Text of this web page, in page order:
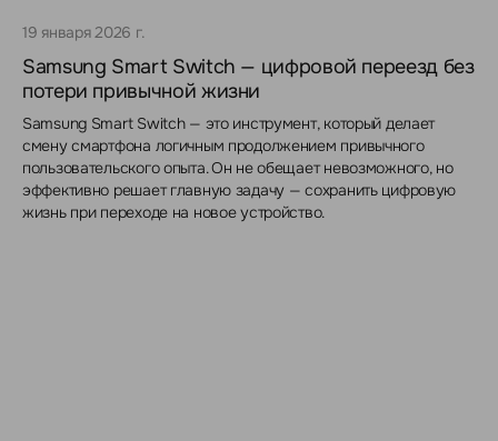
19 января 2026 г.
Samsung Smart Switch — цифровой переезд без
потери привычной жизни
Samsung Smart Switch — это инструмент, который делает
смену смартфона логичным продолжением привычного
пользовательского опыта. Он не обещает невозможного, но
эффективно решает главную задачу — сохранить цифровую
жизнь при переходе на новое устройство.